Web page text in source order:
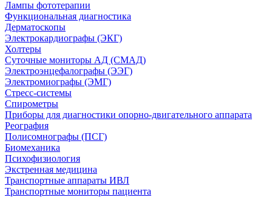
Лампы фототерапии
Функциональная диагностика
Дерматоскопы
Электрокардиографы (ЭКГ)
Холтеры
Суточные мониторы АД (СМАД)
Электроэнцефалографы (ЭЭГ)
Электромиографы (ЭМГ)
Стресс-системы
Спирометры
Приборы для диагностики опорно-двигательного аппарата
Реография
Полисомнографы (ПСГ)
Биомеханика
Психофизиология
Экстренная медицина
Транспортные аппараты ИВЛ
Транспортные мониторы пациента